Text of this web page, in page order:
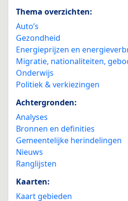
Thema overzichten:
Auto’s
Gezondheid
Energieprijzen en
Migratie, nationaliteiten,
Onderwijs
Politiek & verkiezingen
Achtergronden:
Analyses
Bronnen en definities
Gemeentelijke herindelingen
Nieuws
Ranglijsten
Kaarten:
Kaart gebieden